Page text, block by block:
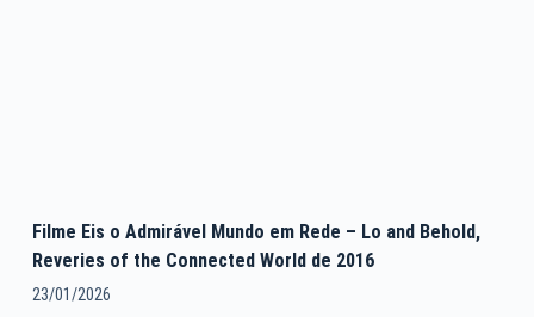
Filme Eis o Admirável Mundo em Rede – Lo and Behold,
Reveries of the Connected World de 2016
23/01/2026